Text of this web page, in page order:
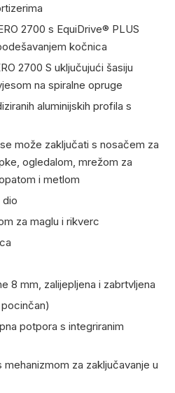
2700 s EquiDrive® PLUS
kočnica
2700 S uključujući šasiju
na spiralne opruge
aluminijskih profila s
može zaključati s nosačem za
ogledalom, mrežom za
i metlom
dio
za maglu i rikverc
8 mm, zalijepljena i zabrtvljena
potpora s integriranim
mehanizmom za zaključavanje u